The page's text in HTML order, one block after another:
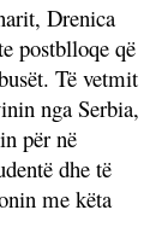
Drenica
postblloqe që
Të vetmit
nga Serbia,
për në
dhe të
me këta